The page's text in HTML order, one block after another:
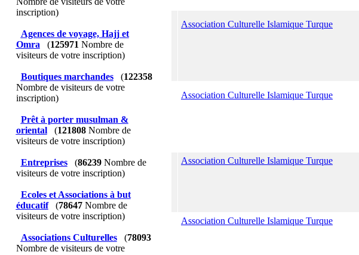
inscription)
Agences de voyage, Hajj et
Omra
(125971 Nombre de
visiteurs de votre inscription)
Boutiques marchandes (122358
Nombre de visiteurs de votre
inscription)
Prêt à porter musulman &
oriental
(121808Nombre de
visiteurs de votre inscription)
Entreprises (86239Nombre de
visiteurs de votre inscription)
Ecoles et Associations à but
éducatif
(78647Nombre de
visiteurs de votre inscription)
Associations Culturelles (78093
Nombre de visiteurs de votre
Association Culturelle Islamique Turque
Association Culturelle Islamique Turque
Association Culturelle Islamique Turque
Association Culturelle Islamique Turque